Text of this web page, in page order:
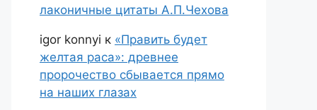
лаконичные цитаты А.П.Чехова
igor konnyi к «Править будет
желтая раса»: древнее
пророчество сбывается прямо
на наших глазах